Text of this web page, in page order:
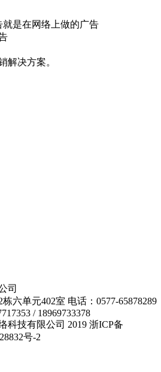
就是在网络上做的广告
解决方案。
司
六单元402室 电话：0577-65878289
/ 18969733378
科技有限公司 2019 浙ICP备
号-2